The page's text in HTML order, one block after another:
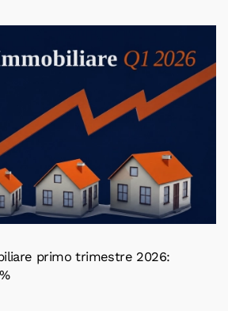
primo trimestre 2026: